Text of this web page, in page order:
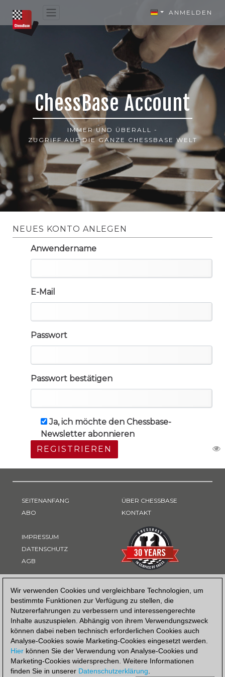
Wir verwenden Cookies und vergleichbare Technologien, um
bestimmte Funktionen zur Verfügung zu stellen, die
Nutzererfahrungen zu verbessern und interessengerechte
Inhalte auszuspielen. Abhängig von ihrem Verwendungszweck
können dabei neben technisch erforderlichen Cookies auch
Analyse-Cookies sowie Marketing-Cookies eingesetzt werden.
Hier können Sie der Verwendung von Analyse-Cookies und
Marketing-Cookies widersprechen. Weitere Informationen
finden Sie in unserer Datenschutzerklärung.
ANMELDEN
ChessBase Account
IMMER UND ÜBERALL -
ZUGRIFF AUF DIE GANZE CHESSBASE WELT
NEUES KONTO ANLEGEN
Anwendername
E-Mail
Passwort
Passwort bestätigen
Ja, ich möchte den Chessbase-
Newsletter abonnieren
REGISTRIEREN
SEITENANFANG
ABO
IMPRESSUM
DATENSCHUTZ
AGB
ÜBER CHESSBASE
KONTAKT
ZAHLUNGSART